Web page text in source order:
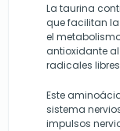
La taurina
que facilitan
el
antioxidante
radicales
Este
sistema
impulsos